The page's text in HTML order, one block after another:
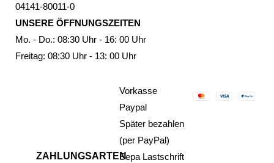
04141-80011-0
UNSERE ÖFFNUNGSZEITEN
Mo. - Do.: 08:30 Uhr - 16: 00 Uhr
Freitag: 08:30 Uhr - 13: 00 Uhr
ZAHLUNGSARTEN
Vorkasse
Paypal
Später bezahlen
(per PayPal)
Sepa Lastschrift